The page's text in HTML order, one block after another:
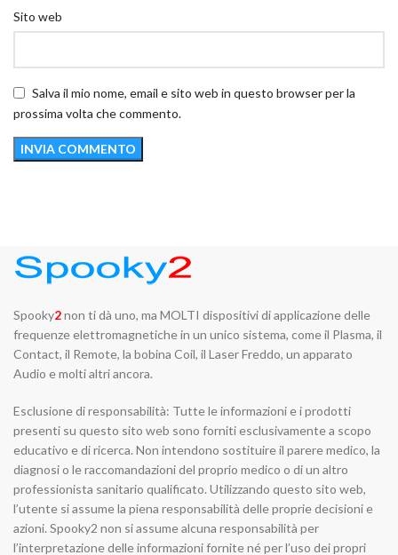
Sito web
Salva il mio nome, email e sito web in questo browser per la
prossima volta che commento.
Spooky2non ti dà uno, ma MOLTI dispositivi di applicazione delle
frequenze elettromagnetiche in un unico sistema, come il Plasma, il
Contact, il Remote, la bobina Coil, il Laser Freddo, un apparato
Audio e molti altri ancora.
Esclusione di responsabilità: Tutte le informazioni e i prodotti
presenti su questo sito web sono forniti esclusivamente a scopo
educativo e di ricerca. Non intendono sostituire il parere medico, la
diagnosi o le raccomandazioni del proprio medico o di un altro
professionista sanitario qualificato. Utilizzando questo sito web,
l’utente si assume la piena responsabilità delle proprie decisioni e
azioni. Spooky2 non si assume alcuna responsabilità per
l’interpretazione delle informazioni fornite né per l’uso dei propri